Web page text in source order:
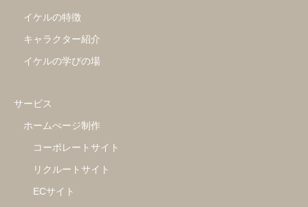
イケルの特徴
キャラクター紹介
イケルの学びの場
サービス
ホームぺージ制作
コーポレートサイト
リクルートサイト
ECサイト